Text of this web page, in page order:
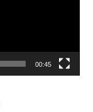
00:45